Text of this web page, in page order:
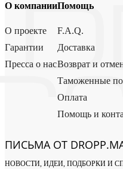
О компании
О проекте
Гарантии
Пресса о нас
Помощь
F.A.Q.
Доставка
Возврат и
Таможенные
Оплата
Помощь и
ПИСЬМА ОТ
НОВОСТИ, ИДЕИ, ПОДБОРКИ И